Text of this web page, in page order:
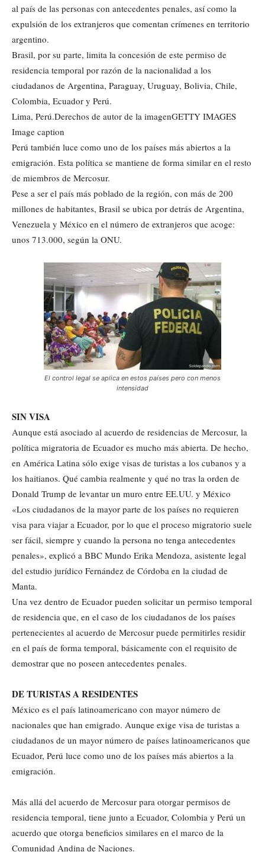
al país de las personas con antecedentes penales, así como la
expulsión de los extranjeros que comentan crímenes en territorio
argentino.
Brasil, por su parte, limita la concesión de este permiso de
residencia temporal por razón de la nacionalidad a los
ciudadanos de Argentina, Paraguay, Uruguay, Bolivia, Chile,
Colombia, Ecuador y Perú.
Lima, Perú.Derechos de autor de la imagenGETTY IMAGES
Image caption
Perú también luce como uno de los países más abiertos a la
emigración. Esta política se mantiene de forma similar en el resto
de miembros de Mercosur.
Pese a ser el país más poblado de la región, con más de 200
millones de habitantes, Brasil se ubica por detrás de Argentina,
Venezuela y México en el número de extranjeros que acoge:
unos 713.000, según la ONU.
El control legal se aplica en estos países pero con menos
intensidad
SIN VISA
Aunque está asociado al acuerdo de residencias de Mercosur, la
política migratoria de Ecuador es mucho más abierta. De hecho,
en América Latina sólo exige visas de turistas a los cubanos y a
los haitianos. Qué cambia realmente y qué no tras la orden de
Donald Trump de levantar un muro entre EE.UU. y México
«Los ciudadanos de la mayor parte de los países no requieren
visa para viajar a Ecuador, por lo que el proceso migratorio suele
ser fácil, siempre y cuando la persona no tenga antecedentes
penales», explicó a BBC Mundo Erika Mendoza, asistente legal
del estudio jurídico Fernández de Córdoba en la ciudad de
Manta.
Una vez dentro de Ecuador pueden solicitar un permiso temporal
de residencia que, en el caso de los ciudadanos de los países
pertenecientes al acuerdo de Mercosur puede permitirles residir
en el país de forma temporal, básicamente con el requisito de
demostrar que no poseen antecedentes penales.
DE TURISTAS A RESIDENTES
México es el país latinoamericano con mayor número de
nacionales que han emigrado. Aunque exige visa de turistas a
ciudadanos de un mayor número de países latinoamericanos que
Ecuador, Perú luce como uno de los países más abiertos a la
emigración.
Más allá del acuerdo de Mercosur para otorgar permisos de
residencia temporal, tiene junto a Ecuador, Colombia y Perú un
acuerdo que otorga beneficios similares en el marco de la
Comunidad Andina de Naciones.